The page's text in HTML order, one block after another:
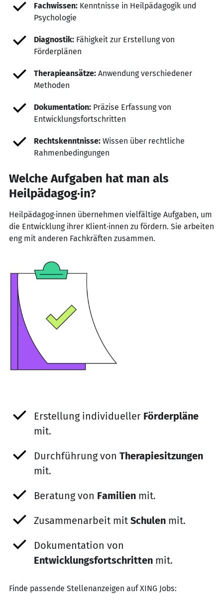
Fachwissen: Kenntnisse in Heilpädagogik und
Psychologie
Diagnostik: Fähigkeit zur Erstellung von
Förderplänen
Therapieansätze: Anwendung verschiedener
Methoden
Dokumentation: Präzise Erfassung von
Entwicklungsfortschritten
Rechtskenntnisse: Wissen über rechtliche
Rahmenbedingungen
Welche Aufgaben hat man als
Heilpädagog·in?
Heilpädagog·innen übernehmen vielfältige Aufgaben, um
die Entwicklung ihrer Klient·innen zu fördern. Sie arbeiten
eng mit anderen Fachkräften zusammen.
Erstellung individueller Förderpläne
mit.
Durchführung von Therapiesitzungen
mit.
Beratung von Familien mit.
Zusammenarbeit mit Schulen mit.
Dokumentation von
Entwicklungsfortschritten mit.
Finde passende Stellenanzeigen auf XING Jobs: